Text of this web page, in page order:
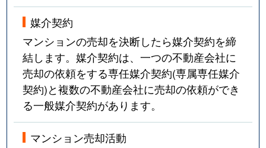
媒介契約
マンションの売却を決断したら媒介契約を締
結します。媒介契約は、一つの不動産会社に
売却の依頼をする専任媒介契約(専属専任媒介
契約)と複数の不動産会社に売却の依頼ができ
る一般媒介契約があります。
マンション売却活動